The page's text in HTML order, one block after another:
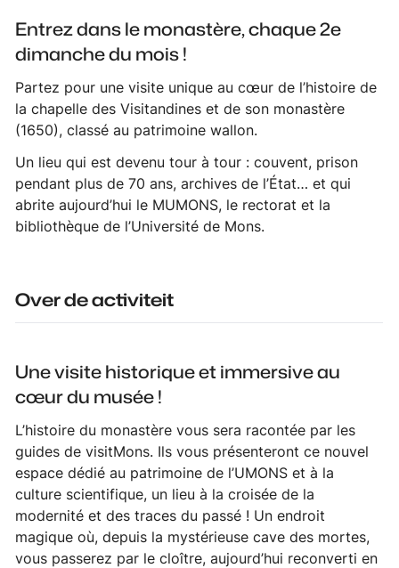
Entrez dans le monastère, chaque 2e
dimanche du mois !
Partez pour une visite unique au cœur de l’histoire de
la chapelle des Visitandines et de son monastère
(1650), classé au patrimoine wallon.
Un lieu qui est devenu tour à tour : couvent, prison
pendant plus de 70 ans, archives de l’État… et qui
abrite aujourd’hui le MUMONS, le rectorat et la
bibliothèque de l’Université de Mons.
Over de activiteit
Une visite historique et immersive au
cœur du musée !
L’histoire du monastère vous sera racontée par les
guides de visitMons. Ils vous présenteront ce nouvel
espace dédié au patrimoine de l’UMONS et à la
culture scientifique, un lieu à la croisée de la
modernité et des traces du passé ! Un endroit
magique où, depuis la mystérieusecave des mortes,
vous passerez par le cloître, aujourd’hui reconverti en